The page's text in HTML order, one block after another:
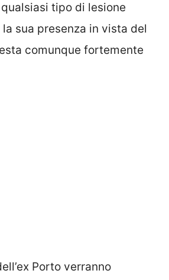
tipo di lesione
sua presenza in vista del
comunque fortemente
Porto verranno